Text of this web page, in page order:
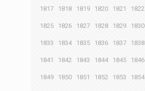
1817 1818 1819 1820 1821 1822
1825 1826 1827 1828 1829 1830
1833 1834 1835 1836 1837 1838
1841 1842 1843 1844 1845 1846
1849 1850 1851 1852 1853 1854